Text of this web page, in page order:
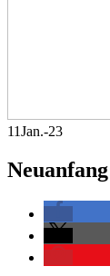
11Jan.-23